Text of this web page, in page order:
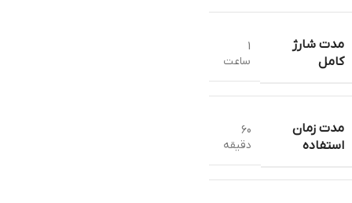
مدت شارژ
کامل
1
ساعت
مدت زمان
استفاده
60
دقیقه